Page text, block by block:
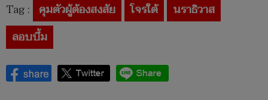
Tag : คุมตัวผู้ต้องสงสัย โจรใต้
นราธิวาส
ลอบบึ้ม